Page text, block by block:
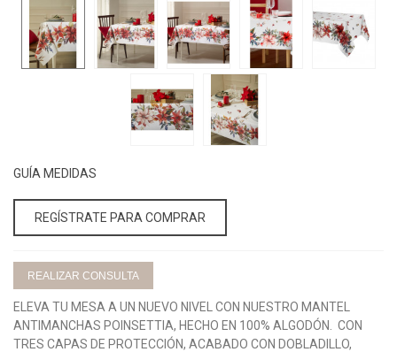
GUÍA MEDIDAS
REGÍSTRATE PARA COMPRAR
REALIZAR CONSULTA
ELEVA TU MESA A UN NUEVO NIVEL CON NUESTRO MANTEL
ANTIMANCHAS POINSETTIA, HECHO EN 100% ALGODÓN. CON
TRES CAPAS DE PROTECCIÓN, ACABADO CON DOBLADILLO,